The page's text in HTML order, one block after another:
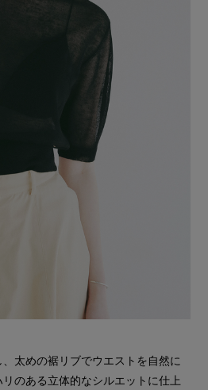
太めの裾リブでウエストを自然に
のある立体的なシルエットに仕上